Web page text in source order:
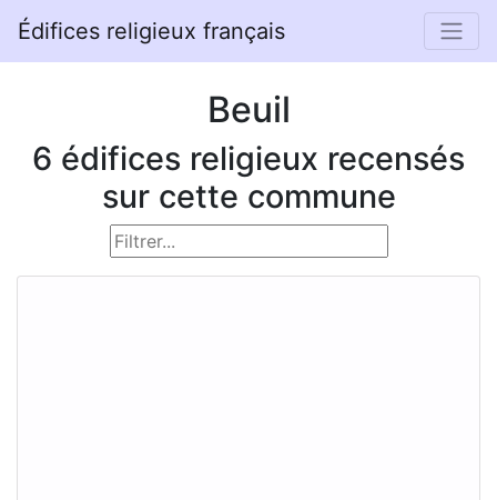
Édifices religieux français
Beuil
6 édifices religieux recensés
sur cette commune